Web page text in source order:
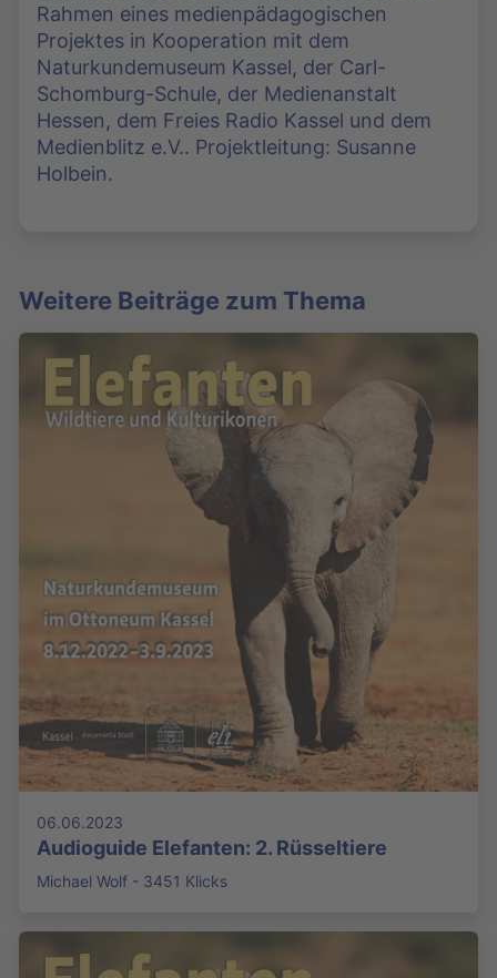
Rahmen eines medienpädagogischen
Projektes in Kooperation mit dem
Naturkundemuseum Kassel, der Carl-
Schomburg-Schule, der Medienanstalt
Hessen, dem Freies Radio Kassel und dem
Medienblitz e.V.. Projektleitung: Susanne
Holbein.
Weitere Beiträge zum Thema
06.06.2023
Audioguide Elefanten: 2. Rüsseltiere
Michael Wolf - 3451 Klicks